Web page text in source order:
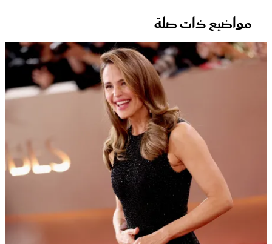
مواضيع ذات صلة